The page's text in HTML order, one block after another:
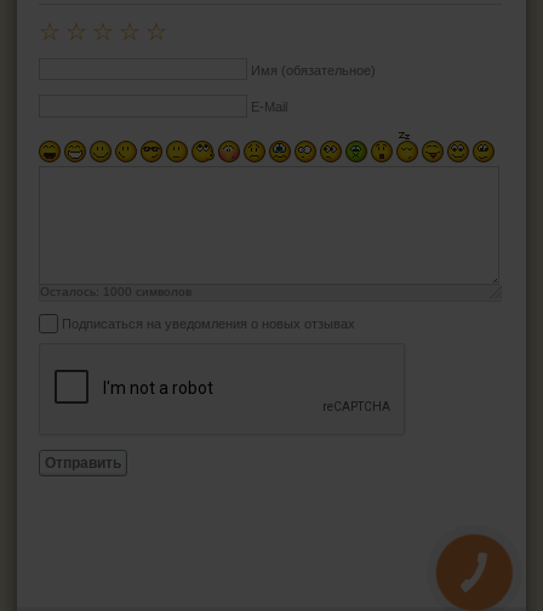
☆
☆
☆
☆
☆
Имя (обязательное)
E-Mail
Осталось: 1000 символов
Подписаться на уведомления о новых отзывах
Отправить
КНОПКА
ЗВ'ЯЗКУ